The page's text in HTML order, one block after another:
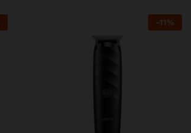
-11%